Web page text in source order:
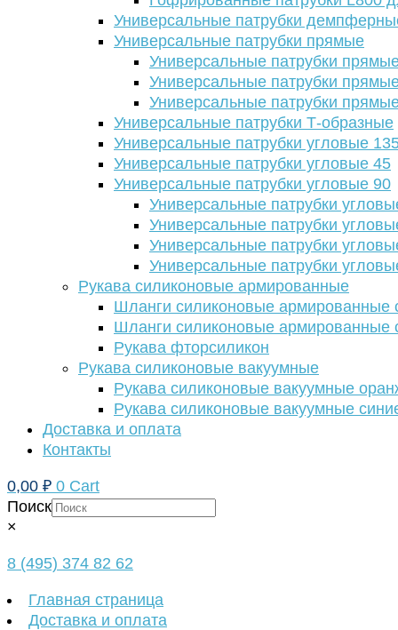
Универсальные патрубки
Универсальные патрубки прямые
Универсальные патрубки
Универсальные патрубки
Универсальные патрубки
Универсальные патрубки Т-образные
Универсальные патрубки угловые
Универсальные патрубки угловые 45
Универсальные патрубки угловые 90
Универсальные патрубки
Универсальные патрубки
Универсальные патрубки
Универсальные патрубки
Рукава силиконовые армированные
Шланги силиконовые армированные
Шланги силиконовые армированные
Рукава фторсиликон
Рукава силиконовые вакуумные
Рукава силиконовые вакуумные
Рукава силиконовые вакуумные
Доставка и оплата
Контакты
0,00 ₽ 0 Cart
Поиск
×
8 (495) 374 82 62
Главная страница
Доставка и оплата